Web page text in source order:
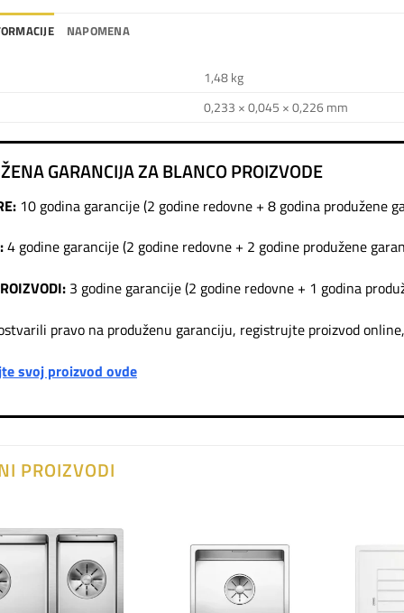
NAPOMENA
1,48 kg
0,233 × 0,045 × 0,226 mm
GARANCIJA ZA BLANCO PROIZVODE
10 godina garancije (2 godine redovne + 8 godina produžene
4 godine garancije (2 godine redovne + 2 godine produžene
3 godine garancije (2 godine redovne + 1 godina
pravo na produženu garanciju, registrujte proizvod
svoj proizvod ovde
PROIZVODI
na
listu
želja